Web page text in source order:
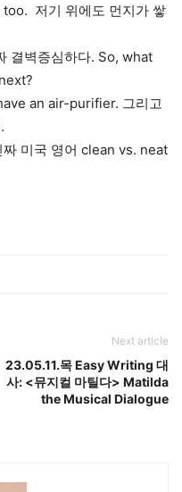
저기 위에도 먼지가 쌓
결벽증심하다. So, what
an air-purifier. 그리고
미국 영어 clean vs. neat
Next article
23.05.11.목 Easy Writing 대
사: <뮤지컬 마틸다> Matilda
the Musical Dialogue